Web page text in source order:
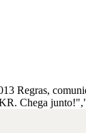
Chega